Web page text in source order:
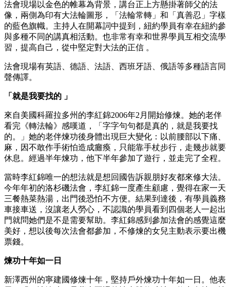
法會現場以金色的帷幕為背景，講台正上方懸掛著師父的法
像，兩側為印有大法輪圖形，「法輪常轉」和「真善忍」字樣
的藍色旗幟。主持人在開幕詞中提到，紐約學員有幸在紐約參
與多種不同的講真相活動。也非常有幸和世界學員互相交流學
習，提高自己，從中堅定對大法的正信 。
法會現場有英語、德語、法語、西班牙語、俄語等多種語言同
聲傳譯。
「就是我要找的 」
來自美國科羅拉多州的李紅錦2006年2月開始修煉。她的老伴
看完《轉法輪》感嘆道，「字字句句都是真的，就是我要找
的。」她的老伴煉功後身體出現巨大變化：以前腰部以下痛、
麻，因不敢作手術怕造成癱瘓，只能靠手杖步行，走幾步就要
休息。經過半年煉功，他下半年參加了遊行，並走完了全程。
當時李紅錦唯一的想法就是想回國告訴親朋好友都來修大法。
今年年初的洛杉磯法會，李紅錦一度產生顧慮，覺得在家一天
三餐熱菜熱湯，出門後恐怕不方便。結果到達後，有學員義務
車接車送，沒讓老人勞心，不認識的學員看到四個老人一起出
門就問她們是不是需要幫助。李紅錦感到參加法會的感覺這麼
美好，想以後每次法會都參加，不修煉的女兒主動表示要出機
票錢。
煉功十年如一日
新澤西州的寧建國修煉十年，堅持戶外煉功十年如一日。他表